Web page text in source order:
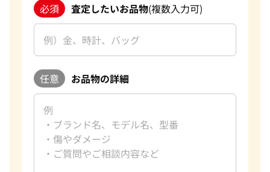
必須 査定したいお品物(複数入力可)
任意 お品物の詳細